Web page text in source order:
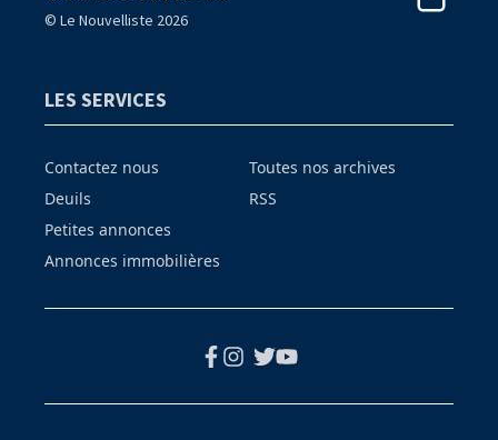
© Le Nouvelliste 2026
LES SERVICES
Contactez nous
Deuils
Petites annonces
Annonces immobilières
Toutes nos archives
RSS